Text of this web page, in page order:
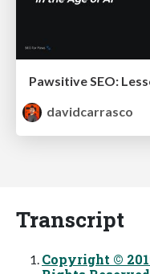
davidcarrasco
Transcript
Copyright ©